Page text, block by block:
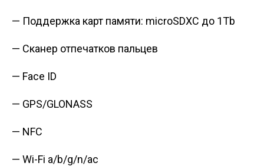
— Поддержка карт памяти: microSDXC до 1Tb
— Сканер отпечатков пальцев
— Face ID
— GPS/GLONASS
— NFC
— Wi-Fi a/b/g/n/ac